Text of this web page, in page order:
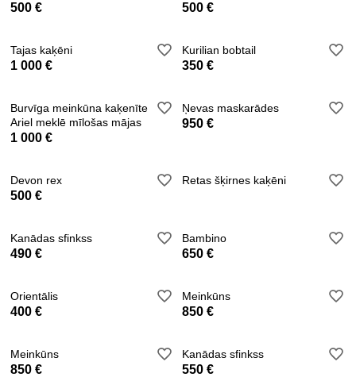
500 € 500 €
Tajas kaķēni
1 000 €
Kurilian bobtail
350 €
Burvīga meinkūna kaķenīte
Ariel meklē mīlošas mājas
1 000 €
Ņevas maskarādes
950 €
Devon rex
500 €
Retas šķirnes kaķēni
Kanādas sfinkss
490 €
Bambino
650 €
Orientālis
400 €
Meinkūns
850 €
Meinkūns
850 €
Kanādas sfinkss
550 €